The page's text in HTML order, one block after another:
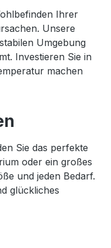
Ihrer
Unsere
Umgebung
Investieren Sie in
machen
Sie das perfekte
oder ein großes
und jeden Bedarf.
glückliches